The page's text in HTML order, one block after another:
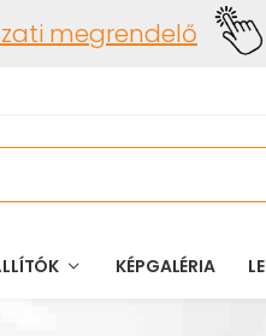
megrendelő
KÉPGALÉRIA